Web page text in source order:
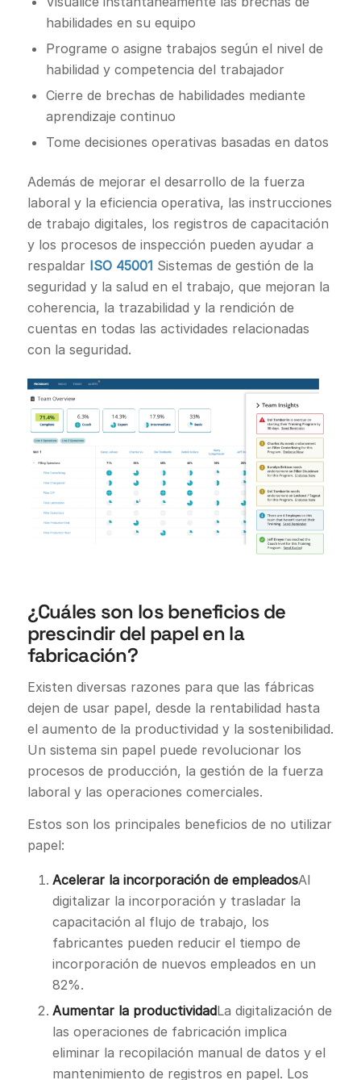
habilidades en su equipo
Programe o asigne trabajos según el nivel de
habilidad y competencia del trabajador
Cierre de brechas de habilidades mediante
aprendizaje continuo
Tome decisiones operativas basadas en datos
Además de mejorar el desarrollo de la fuerza
laboral y la eficiencia operativa, las instrucciones
de trabajo digitales, los registros de capacitación
y los procesos de inspección pueden ayudar a
respaldar ISO 45001 Sistemas de gestión de la
seguridad y la salud en el trabajo, que mejoran la
coherencia, la trazabilidad y la rendición de
cuentas en todas las actividades relacionadas
con la seguridad.
¿Cuáles son los beneficios de
prescindir del papel en la
fabricación?
Existen diversas razones para que las fábricas
dejen de usar papel, desde la rentabilidad hasta
el aumento de la productividad y la sostenibilidad.
Un sistema sin papel puede revolucionar los
procesos de producción, la gestión de la fuerza
laboral y las operaciones comerciales.
Estos son los principales beneficios de no utilizar
papel:
Acelerar la incorporación de empleadosAl
digitalizar la incorporación y trasladar la
capacitación al flujo de trabajo, los
fabricantes pueden reducir el tiempo de
incorporación de nuevos empleados en un
82%.
Aumentar la productividadLa digitalización de
las operaciones de fabricación implica
eliminar la recopilación manual de datos y el
mantenimiento de registros en papel. Los